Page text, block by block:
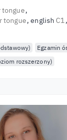
tongue
tongue english C1
Egzamin
rozszerzony)